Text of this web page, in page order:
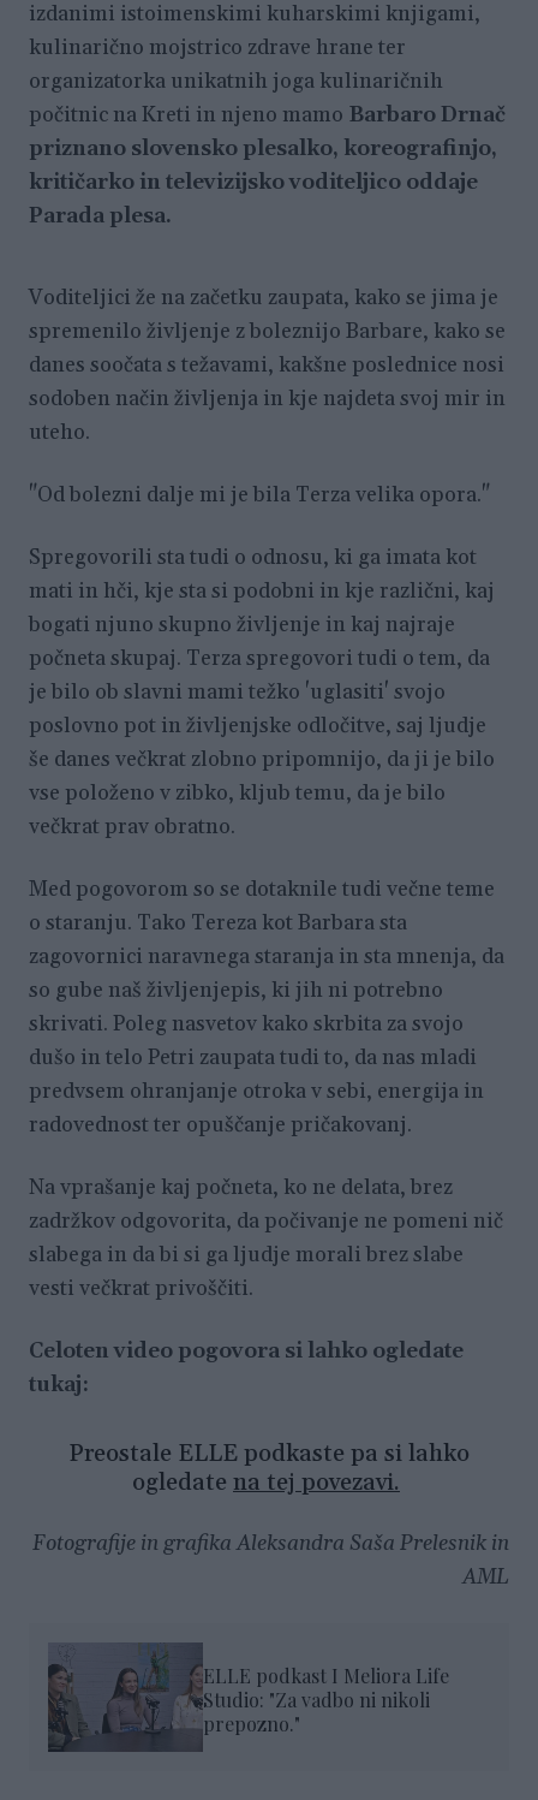
izdanimi istoimenskimi kuharskimi knjigami,
kulinarično mojstrico zdrave hrane ter
organizatorka unikatnih joga kulinaričnih
počitnic na Kreti in njeno mamo Barbaro Drnač
priznano slovensko plesalko, koreografinjo,
kritičarko in televizijsko voditeljico oddaje
Parada plesa.
Voditeljici že na začetku zaupata, kako se jima je
spremenilo življenje z boleznijo Barbare, kako se
danes soočata s težavami, kakšne poslednice nosi
sodoben način življenja in kje najdeta svoj mir in
uteho.
"Od bolezni dalje mi je bila Terza velika opora."
Spregovorili sta tudi o odnosu, ki ga imata kot
mati in hči, kje sta si podobni in kje različni, kaj
bogati njuno skupno življenje in kaj najraje
počneta skupaj. Terza spregovori tudi o tem, da
je bilo ob slavni mami težko 'uglasiti' svojo
poslovno pot in življenjske odločitve, saj ljudje
še danes večkrat zlobno pripomnijo, da ji je bilo
vse položeno v zibko, kljub temu, da je bilo
večkrat prav obratno.
Med pogovorom so se dotaknile tudi večne teme
o staranju. Tako Tereza kot Barbara sta
zagovornici naravnega staranja in sta mnenja, da
so gube naš življenjepis, ki jih ni potrebno
skrivati. Poleg nasvetov kako skrbita za svojo
dušo in telo Petri zaupata tudi to, da nas mladi
predvsem ohranjanje otroka v sebi, energija in
radovednost ter opuščanje pričakovanj.
Na vprašanje kaj počneta, ko ne delata, brez
zadržkov odgovorita, da počivanje ne pomeni nič
slabega in da bi si ga ljudje morali brez slabe
vesti večkrat privoščiti.
Celoten video pogovora si lahko ogledate
tukaj:
Preostale ELLE podkaste pa si lahko
ogledate na tej povezavi.
Fotografije in grafika Aleksandra Saša Prelesnik in
AML
ELLE podkast I Meliora Life
Studio: "Za vadbo ni nikoli
prepozno."